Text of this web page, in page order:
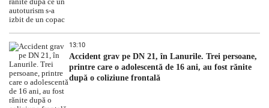
13:10
Accident grav pe DN 21, în Lanurile. Trei persoane,
printre care o adolescentă de 16 ani, au fost rănite
după o coliziune frontală